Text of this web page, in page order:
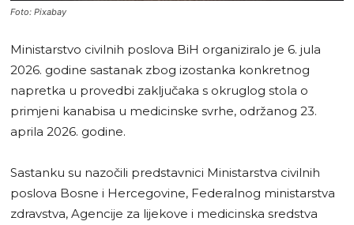
Foto: Pixabay
Ministarstvo civilnih poslova BiH organiziralo je 6. jula
2026. godine sastanak zbog izostanka konkretnog
napretka u provedbi zaključaka s okruglog stola o
primjeni kanabisa u medicinske svrhe, održanog 23.
aprila 2026. godine.
Sastanku su nazočili predstavnici Ministarstva civilnih
poslova Bosne i Hercegovine, Federalnog ministarstva
zdravstva, Agencije za lijekove i medicinska sredstva